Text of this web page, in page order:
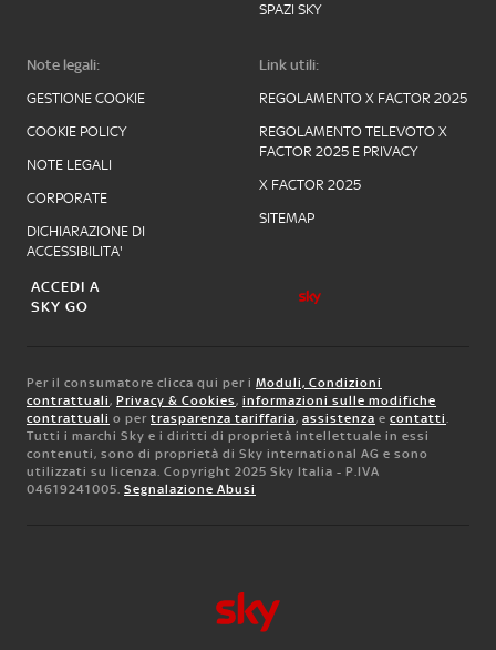
SPAZI SKY
Note legali:
GESTIONE COOKIE
COOKIE POLICY
NOTE LEGALI
CORPORATE
DICHIARAZIONE DI
ACCESSIBILITA'
Link utili:
REGOLAMENTO X FACTOR 2025
REGOLAMENTO TELEVOTO X
FACTOR 2025 E PRIVACY
X FACTOR 2025
SITEMAP
ACCEDI A
SKY GO
Per il consumatore clicca qui per i Moduli, Condizioni
contrattuali, Privacy & Cookies, informazioni sulle modifiche
contrattuali o per trasparenza tariffaria, assistenza e contatti.
Tutti i marchi Sky e i diritti di proprietà intellettuale in essi
contenuti, sono di proprietà di Sky international AG e sono
utilizzati su licenza. Copyright 2025 Sky Italia - P.IVA
04619241005. Segnalazione Abusi